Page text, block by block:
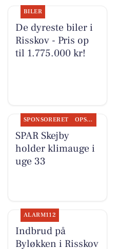
BILER
De dyreste biler i
Risskov - Pris op
til 1.775.000 kr!
SPONSORERET OPSLAGSTAVLEN
SPAR Skejby
holder klimauge i
uge 33
ALARM112
Indbrud på
Byløkken i Risskov